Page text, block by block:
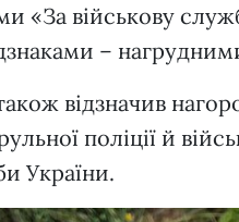
«За військову
–
відзначив
поліції й
України.